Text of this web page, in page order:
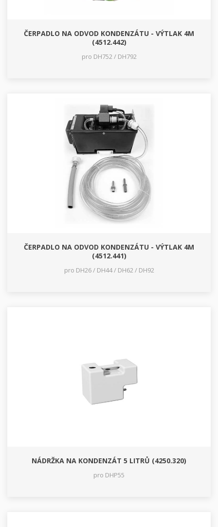
ČERPADLO NA ODVOD KONDENZÁTU - VÝTLAK 4M
(4512.442)
pro DH752 / DH792
ČERPADLO NA ODVOD KONDENZÁTU - VÝTLAK 4M
(4512.441)
pro DH26 / DH44 / DH62 / DH92
NÁDRŽKA NA KONDENZÁT 5 LITRŮ (4250.320)
pro DHP55